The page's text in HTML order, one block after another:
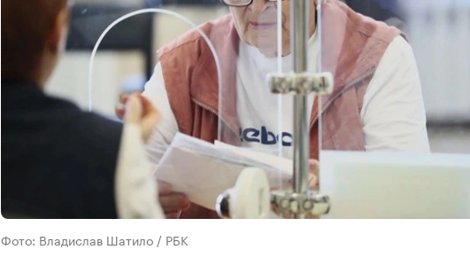
Фото: Владислав Шатило / РБК